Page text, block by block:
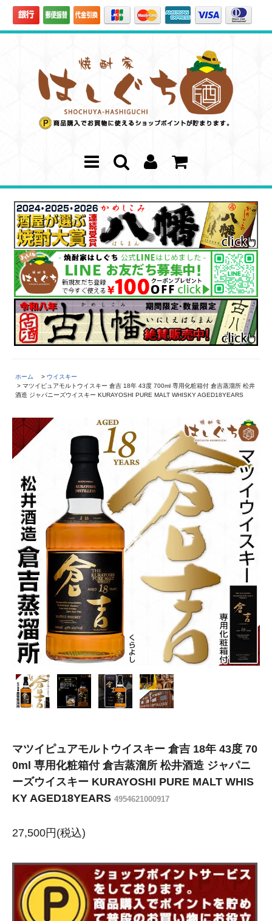
ホーム > ウイスキー
> マツイピュアモルトウイスキー 倉吉 18年 43度 700ml 専用化粧箱付 倉吉蒸溜所 松井
酒造 ジャパニーズウイスキー KURAYOSHI PURE MALT WHISKY AGED18YEARS
マツイピュアモルトウイスキー 倉吉 18年 43度 70
0ml 専用化粧箱付 倉吉蒸溜所 松井酒造 ジャパニ
ーズウイスキー KURAYOSHI PURE MALT WHIS
KY AGED18YEARS 4954621000917
27,500円(税込)